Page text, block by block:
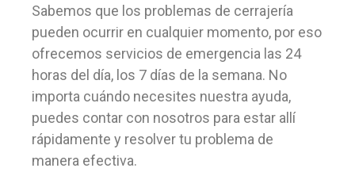
Sabemos que los problemas de cerrajería
pueden ocurrir en cualquier momento, por eso
ofrecemos servicios de emergencia las 24
horas del día, los 7 días de la semana. No
importa cuándo necesites nuestra ayuda,
puedes contar con nosotros para estar allí
rápidamente y resolver tu problema de
manera efectiva.